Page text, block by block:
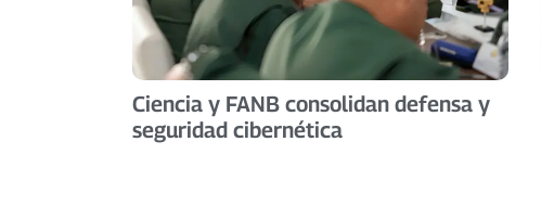
Ciencia y FANB consolidan defensa y
seguridad cibernética